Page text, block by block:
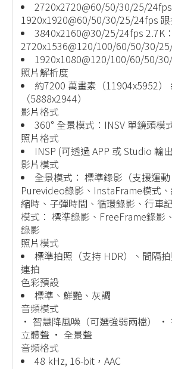
2720x2720@60/50/30/25/
1920x1920@60/50/30/25/24fps 跟
3840x2160@30/25/24fps 2.7K：
2720x1536@120/100/60/50/30/
1920x1080@120/100/60/50/
照片解析度
約7200 萬畫素（11904x5952）
（5888x2944）
影片格式
360° 全景模式：INSV 單鏡頭模
照片格式
INSP (可透過 APP 或 Studio 輸
影片模式
全景模式： 標準錄影（支援運動
Purevideo錄影、InstaFrame模式
縮時、子彈時間、循環錄影、行車
模式： 標準錄影、FreeFrame錄影
錄影
照片模式
標準拍照（支持 HDR）、間隔
連拍
色彩預設
標準、鮮艷、灰調
音頻模式
· 智慧降風噪（可選強弱兩檔） ·
立體聲 · 全景聲
音頻格式
48 kHz, 16-bit，AAC